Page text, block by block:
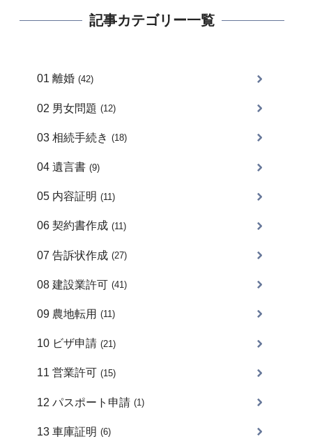
記事カテゴリー一覧
01 離婚 (42)
02 男女問題 (12)
03 相続手続き (18)
04 遺言書 (9)
05 内容証明 (11)
06 契約書作成 (11)
07 告訴状作成 (27)
08 建設業許可 (41)
09 農地転用 (11)
10 ビザ申請 (21)
11 営業許可 (15)
12 パスポート申請 (1)
13 車庫証明 (6)